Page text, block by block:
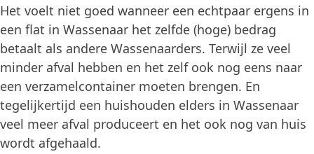
Het voelt niet goed wanneer een echtpaar ergens in
een flat in Wassenaar het zelfde (hoge) bedrag
betaalt als andere Wassenaarders. Terwijl ze veel
minder afval hebben en het zelf ook nog eens naar
een verzamelcontainer moeten brengen. En
tegelijkertijd een huishouden elders in Wassenaar
veel meer afval produceert en het ook nog van huis
wordt afgehaald.